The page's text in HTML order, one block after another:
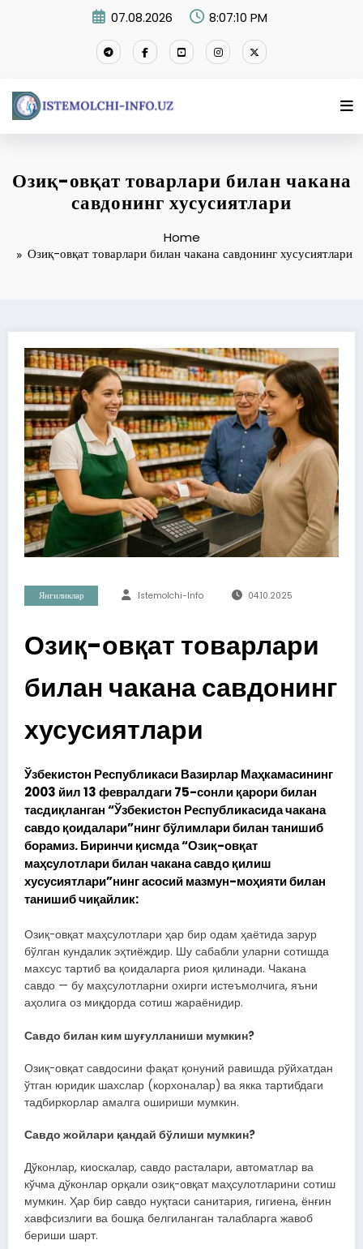
07.08.2026 8:07:11 PM
Озиқ-овқат товарлари билан чакана
савдонинг хусусиятлари
Home
Озиқ-овқат товарлари билан чакана савдонинг хусусиятлари
Янгиликлар Istemolchi-Info 04.10.2025
Озиқ-овқат товарлари
билан чакана савдонинг
хусусиятлари
Ўзбекистон Республикаси Вазирлар Маҳкамасининг
2003 йил 13 февралдаги 75-сонли қарори билан
тасдиқланган “Ўзбекистон Республикасида чакана
савдо қоидалари”нинг бўлимлари билан танишиб
борамиз. Биринчи қисмда “Озиқ-овқат
маҳсулотлари билан чакана савдо қилиш
хусусиятлари”нинг асосий мазмун-моҳияти билан
танишиб чиқайлик:
Озиқ-овқат маҳсулотлари ҳар бир одам ҳаётида зарур
бўлган кундалик эҳтиёждир. Шу сабабли уларни сотишда
махсус тартиб ва қоидаларга риоя қилинади. Чакана
савдо — бу маҳсулотларни охирги истеъмолчига, яъни
аҳолига оз миқдорда сотиш жараёнидир.
Савдо билан ким шуғулланиши мумкин?
Озиқ-овқат савдосини фақат қонуний равишда рўйхатдан
ўтган юридик шахслар (корхоналар) ва якка тартибдаги
тадбиркорлар амалга ошириши мумкин.
Савдо жойлари қандай бўлиши мумкин?
Дўконлар, киоскалар, савдо расталари, автоматлар ва
кўчма дўконлар орқали озиқ-овқат маҳсулотларини сотиш
мумкин. Ҳар бир савдо нуқтаси санитария, гигиена, ёнғин
хавфсизлиги ва бошқа белгиланган талабларга жавоб
бериши шарт.